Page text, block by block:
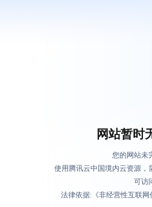
网站暂时
您的网站未
使用腾讯云中国境内云资源，
可访
法律依据:《非经营性互联网